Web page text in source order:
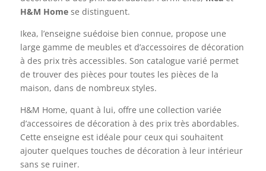
H&M Homese distinguent.
Ikea, l’enseigne suédoise bien connue, propose une
large gamme de meubles et d’accessoires de décoration
à des prix très accessibles. Son catalogue varié permet
de trouver des pièces pour toutes les pièces de la
maison, dans de nombreux styles.
H&M Home, quant à lui, offre une collection variée
d’accessoires de décoration à des prix très abordables.
Cette enseigne est idéale pour ceux qui souhaitent
ajouter quelques touches de décoration à leur intérieur
sans se ruiner.